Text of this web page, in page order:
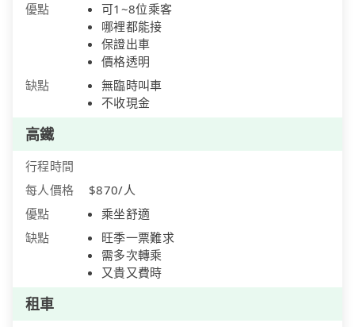
優點
可1~8位乘客
哪裡都能接
保證出車
價格透明
缺點
無臨時叫車
不收現金
高鐵
行程時間
每人價格
$870/人
優點
乘坐舒適
缺點
旺季一票難求
需多次轉乘
又貴又費時
租車